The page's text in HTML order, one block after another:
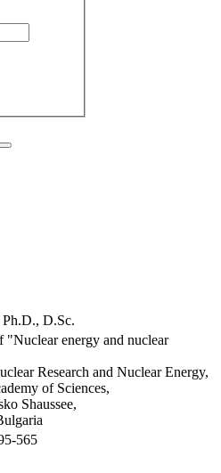
D.Sc.
"Nuclear energy and nuclear
Research and Nuclear Energy,
of Sciences,
Shaussee,
565